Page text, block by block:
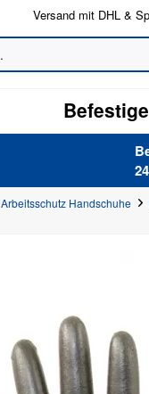
Versand mit DHL &
Arbeitsschutz Handschuhe